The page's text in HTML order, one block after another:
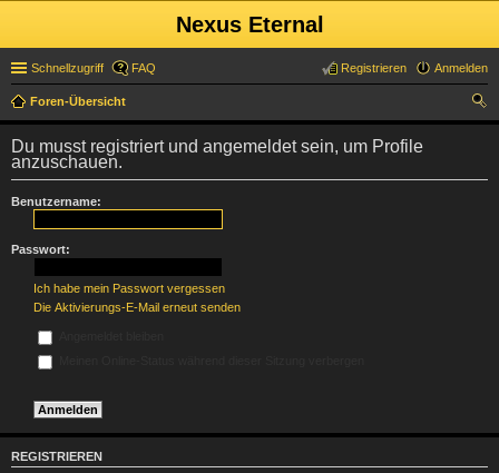
Nexus Eternal
Schnellzugriff FAQ Anmelden
Registrieren
Foren-Übersicht
uc
Du musst registriert und angemeldet sein, um Profile
anzuschauen.
Benutzername:
Passwort:
Ich habe mein Passwort vergessen
Die Aktivierungs-E-Mail erneut senden
REGISTRIEREN